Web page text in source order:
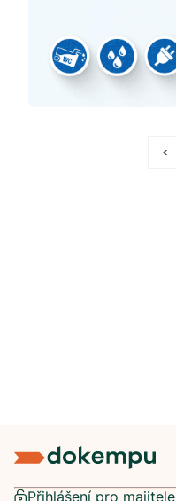
<
Přihlášení pro majitele